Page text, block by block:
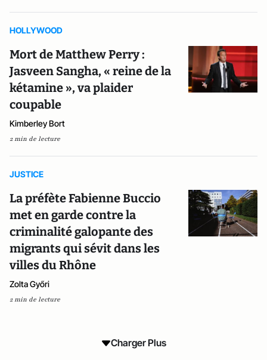
HOLLYWOOD
Mort de Matthew Perry :
Jasveen Sangha, « reine de la
kétamine », va plaider
coupable
Kimberley Bort
2 min de lecture
JUSTICE
La préfète Fabienne Buccio
met en garde contre la
criminalité galopante des
migrants qui sévit dans les
villes du Rhône
Zolta Győri
2 min de lecture
Charger Plus